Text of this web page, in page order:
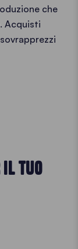
che
Acquisti
TUO